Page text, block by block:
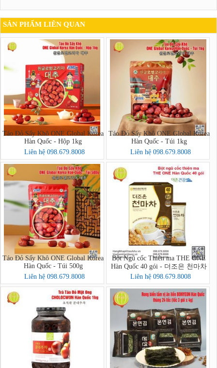
SẢN PHẨM LIÊN QUAN
Táo Đỏ Sấy Khô ONE Global Korea
Hàn Quốc - Hộp 1kg
Liên hệ 098.679.8008
Táo Đỏ Sấy Khô ONE Global Korea
Hàn Quốc - Túi 1kg
Liên hệ 098.679.8008
Táo Đỏ Sấy Khô ONE Global Korea
Hàn Quốc - Túi 500g
Liên hệ 098.679.8008
Bột Ngũ cốc Thiên ma THE ONE
Hàn Quốc 40 gói - 더조은 천마차
40포
Liên hệ 098.679.8008